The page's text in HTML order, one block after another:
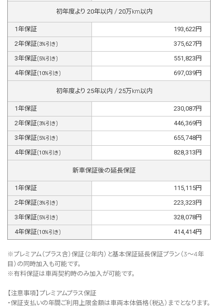
初年度より 20年以内 / 20万km以内
1年保証 193,622 円
2年保証(3%引き) 375,627円
3年保証(5%引き) 551,823 円
4年保証(10%引き) 697,039円
初年度より 25年以内 / 25万km以内
1年保証 230,087円
2年保証(3%引き) 446,369円
3年保証(5%引き) 655,748円
4年保証(10%引き) 828,313 円
新車保証後の延長保証
1年保証 115,115円
2年保証(3%引き) 223,323 円
3年保証(5%引き) 328,078円
4年保証(10%引き) 414,414円
※プレミアム（プラス含）保証（2年内）と基本保証延長保証プラン（3～4年
目）の同時加入も可能です。
※有料保証は⾞両契約時のみ加⼊が可能です。
【注意事項】プレミアムプラス保証
・保証支払いの年間ご利用上限金額は車両本体価格（税込）までとなります。